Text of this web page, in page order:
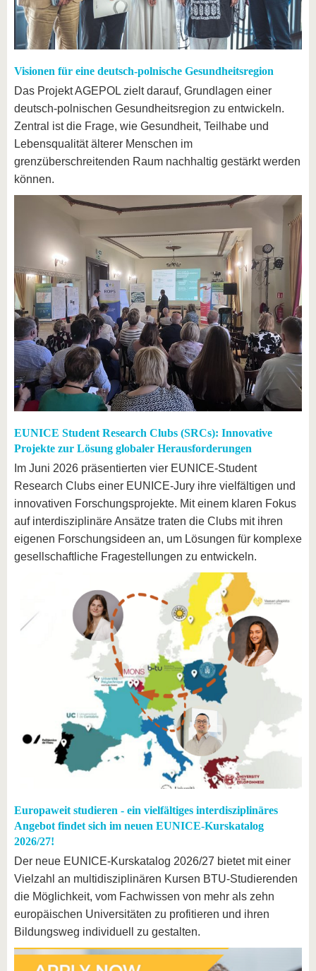
Visionen für eine deutsch-polnische Gesundheitsregion
Das Projekt AGEPOL zielt darauf, Grundlagen einer
deutsch-polnischen Gesundheitsregion zu entwickeln.
Zentral ist die Frage, wie Gesundheit, Teilhabe und
Lebensqualität älterer Menschen im
grenzüberschreitenden Raum nachhaltig gestärkt werden
können.
EUNICE Student Research Clubs (SRCs): Innovative
Projekte zur Lösung globaler Herausforderungen
Im Juni 2026 präsentierten vier EUNICE-Student
Research Clubs einer EUNICE-Jury ihre vielfältigen und
innovativen Forschungsprojekte. Mit einem klaren Fokus
auf interdisziplinäre Ansätze traten die Clubs mit ihren
eigenen Forschungsideen an, um Lösungen für komplexe
gesellschaftliche Fragestellungen zu entwickeln.
Europaweit studieren - ein vielfältiges interdisziplinäres
Angebot findet sich im neuen EUNICE-Kurskatalog
2026/27!
Der neue EUNICE-Kurskatalog 2026/27 bietet mit einer
Vielzahl an multidisziplinären Kursen BTU-Studierenden
die Möglichkeit, vom Fachwissen von mehr als zehn
europäischen Universitäten zu profitieren und ihren
Bildungsweg individuell zu gestalten.